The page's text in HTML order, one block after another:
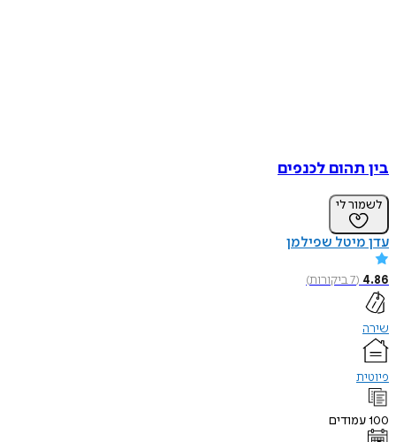
בין תהום לכנפים
לשמור לי
עדן מיטל שפילמן
4.86
(
7ביקורות)
שירה
פיוטית
100עמודים